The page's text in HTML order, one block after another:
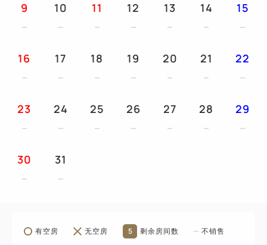
● 无烟房
9 10 11 12 13 14 15
16 17 18 19 20 21 22
23 24 25 26 27 28 29
30 31
有空房 无空房 5 剩余房间数 不销售